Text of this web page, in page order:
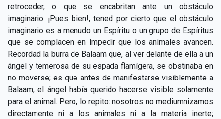
retroceder, o que se encabritan ante un obstáculo
imaginario. ¡Pues bien!, tened por cierto que el obstáculo
imaginario es a menudo un Espíritu o un grupo de Espíritus
que se complacen en impedir que los animales avancen.
Recordad la burra de Balaam que, al ver delante de ella a un
ángel y temerosa de su espada flamígera, se obstinaba en
no moverse; es que antes de manifestarse visiblemente a
Balaam, el ángel había querido hacerse visible solamente
para el animal. Pero, lo repito: nosotros no mediumnizamos
directamente ni a los animales ni a la materia inerte;